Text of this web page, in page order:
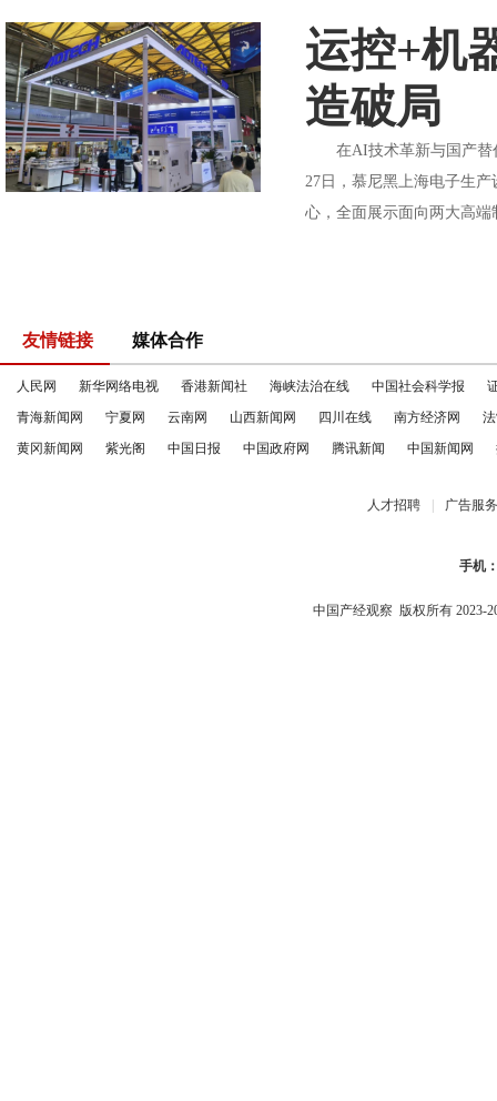
运控+机
造破局
在AI技术革新与国产替
27日，慕尼黑上海电子生
心，全面展示面向两大高
友情链接 媒体合作
人民网 新华网络电视 香港新闻社 海峡法治在线 中国社会科学报
青海新闻网
宁夏网 云南网 山西新闻网 四川在线 南方经济网
黄冈新闻网
紫光阁 中国日报 中国政府网 腾讯新闻 中国新闻网
人才招聘 广告服务
手机
中国产经观察 版权所有 2023-